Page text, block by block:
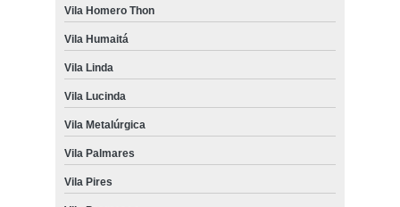
Vila Homero Thon
Vila Humaitá
Vila Linda
Vila Lucinda
Vila Metalúrgica
Vila Palmares
Vila Pires